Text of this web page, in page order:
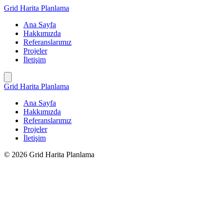
İçeriğe
Grid Harita Planlama
Ana Sayfa
Hakkımızda
Referanslarımız
Projeler
İletişim
Grid Harita Planlama
Ana Sayfa
Hakkımızda
Referanslarımız
Projeler
İletişim
© 2026 Grid Harita Planlama